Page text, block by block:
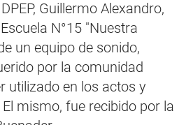
Guillermo Alexandro,
N°15 "Nuestra
un equipo de sonido,
por la comunidad
utilizado en los actos y
mismo, fue recibido por la